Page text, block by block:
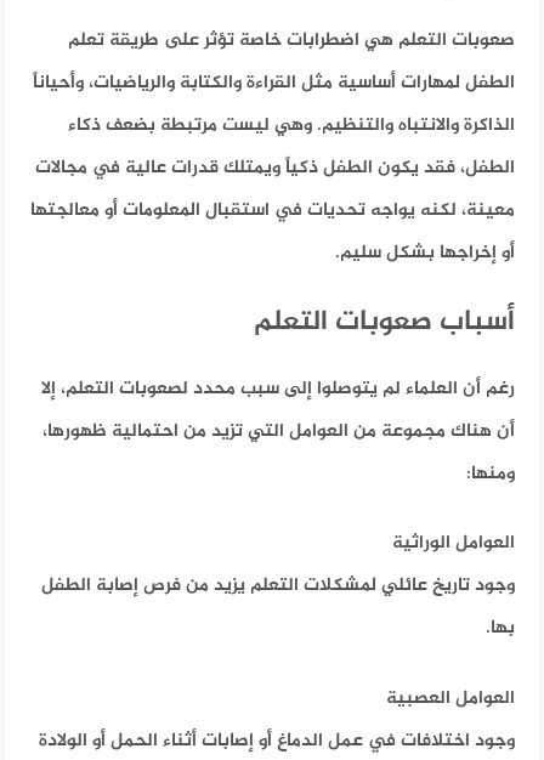
صعوبات التعلم هي اضطرابات خاصة تؤثر على طريقة تعلم
الطفل لمهارات أساسية مثل القراءة والكتابة والرياضيات، وأحياناً
الذاكرة والانتباه والتنظيم. وهي ليست مرتبطة بضعف ذكاء
الطفل، فقد يكون الطفل ذكياً ويمتلك قدرات عالية في مجالات
معينة، لكنه يواجه تحديات في استقبال المعلومات أو معالجتها
أو إخراجها بشكل سليم.
أسباب صعوبات التعلم
رغم أن العلماء لم يتوصلوا إلى سبب محدد لصعوبات التعلم، إلا
أن هناك مجموعة من العوامل التي تزيد من احتمالية ظهورها،
ومنها:
العوامل الوراثية
وجود تاريخ عائلي لمشكلات التعلم يزيد من فرص إصابة الطفل
بها.
العوامل العصبية
وجود اختلافات في عمل الدماغ أو إصابات أثناء الحمل أو الولادة